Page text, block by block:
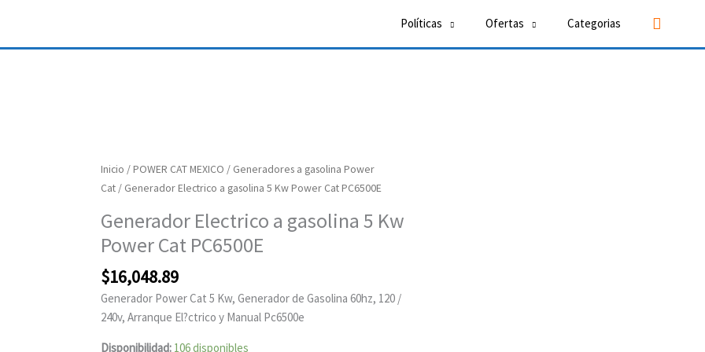
Políticas Ofertas Categorias Buscar
Inicio /POWER CAT MEXICO / Generadores a gasolina Power
Cat/ Generador Electrico a gasolina 5 Kw Power Cat PC6500E
Generador Electrico a gasolina 5 Kw
Power Cat PC6500E
$16,048.89
Generador Power Cat 5 Kw, Generador de Gasolina 60hz, 120 /
240v, Arranque El?ctrico y Manual Pc6500e
Disponibilidad: 106 disponibles
Generador
Electrico
gasolina
5
Power
Cat
PC6500E